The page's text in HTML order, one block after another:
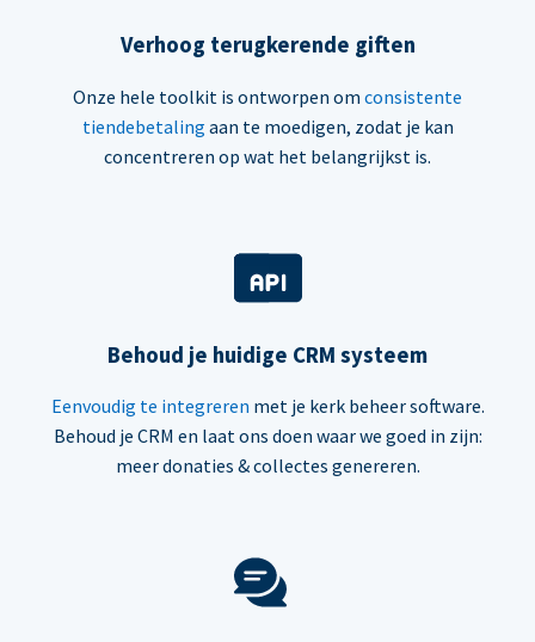
Verhoog terugkerende giften
Onze hele toolkit is ontworpen om consistente
tiendebetaling aan te moedigen, zodat je kan
concentreren op wat het belangrijkst is.
Behoud je huidige CRM systeem
Eenvoudig te integreren met je kerk beheer software.
Behoud je CRM en laat ons doen waar we goed in zijn:
meer donaties & collectes genereren.